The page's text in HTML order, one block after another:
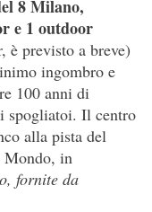
8 Milano,
e 1 outdoor
è previsto a breve)
ingombro e
100 anni di
spogliatoi. Il centro
alla pista del
Mondo, in
fornite da